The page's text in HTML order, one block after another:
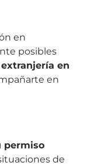
en
posibles
en
en
permiso
de